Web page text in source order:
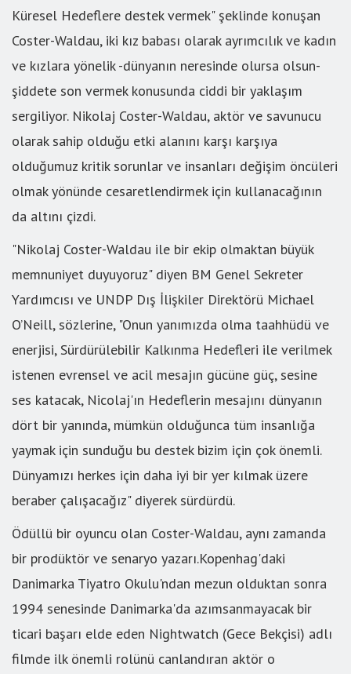
Küresel Hedeflere destek vermek" şeklinde konuşan
Coster-Waldau, iki kız babası olarak ayrımcılık ve kadın
ve kızlara yönelik -dünyanın neresinde olursa olsun-
şiddete son vermek konusunda ciddi bir yaklaşım
sergiliyor. Nikolaj Coster-Waldau, aktör ve savunucu
olarak sahip olduğu etki alanını karşı karşıya
olduğumuz kritik sorunlar ve insanları değişim öncüleri
olmak yönünde cesaretlendirmek için kullanacağının
da altını çizdi.
"Nikolaj Coster-Waldau ile bir ekip olmaktan büyük
memnuniyet duyuyoruz" diyen BM Genel Sekreter
Yardımcısı ve UNDP Dış İlişkiler Direktörü Michael
O’Neill, sözlerine, "Onun yanımızda olma taahhüdü ve
enerjisi, Sürdürülebilir Kalkınma Hedefleri ile verilmek
istenen evrensel ve acil mesajın gücüne güç, sesine
ses katacak, Nicolaj'ın Hedeflerin mesajını dünyanın
dört bir yanında, mümkün olduğunca tüm insanlığa
yaymak için sunduğu bu destek bizim için çok önemli.
Dünyamızı herkes için daha iyi bir yer kılmak üzere
beraber çalışacağız" diyerek sürdürdü.
Ödüllü bir oyuncu olan Coster-Waldau, aynı zamanda
bir prodüktör ve senaryo yazarı.Kopenhag'daki
Danimarka Tiyatro Okulu'ndan mezun olduktan sonra
1994 senesinde Danimarka'da azımsanmayacak bir
ticari başarı elde eden Nightwatch (Gece Bekçisi) adlı
filmde ilk önemli rolünü canlandıran aktör o